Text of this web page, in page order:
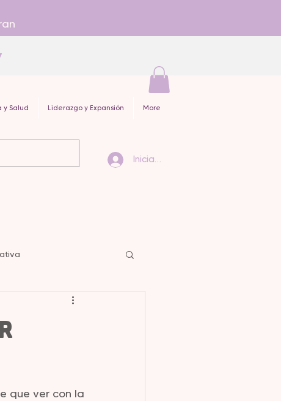
y Salud Liderazgo y Expansión More
Iniciar sesión
que ver con la